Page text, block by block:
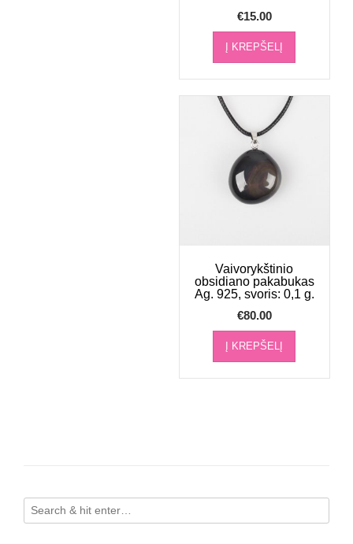
€15.00
Į KREPŠELĮ
Vaivorykštinio
obsidiano pakabukas
Ag. 925, svoris: 0,1 g.
€80.00
Į KREPŠELĮ